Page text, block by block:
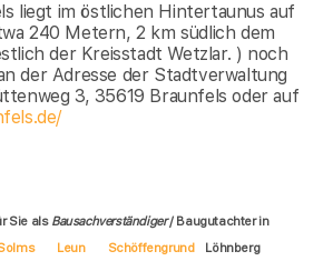
liegt im östlichen Hintertaunus auf
240 Metern, 2 km südlich dem
der Kreisstadt Wetzlar. ) noch
der Adresse der Stadtverwaltung
3, 35619 Braunfels oder auf
Sie als Bausachverständiger/ Baugutachter in
Leun Schöffengrund Löhnberg